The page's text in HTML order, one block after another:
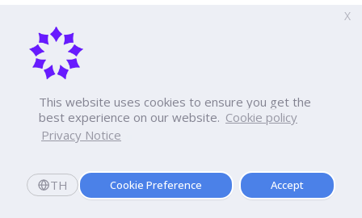
This website uses cookies to ensure you get the
best experience on our website. Cookie policy
Privacy Notice
TH Cookie Preference Accept
X